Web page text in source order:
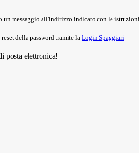
un messaggio all'indirizzo indicato con le istruzioni
della password tramite la Login Spaggiari
posta elettronica!